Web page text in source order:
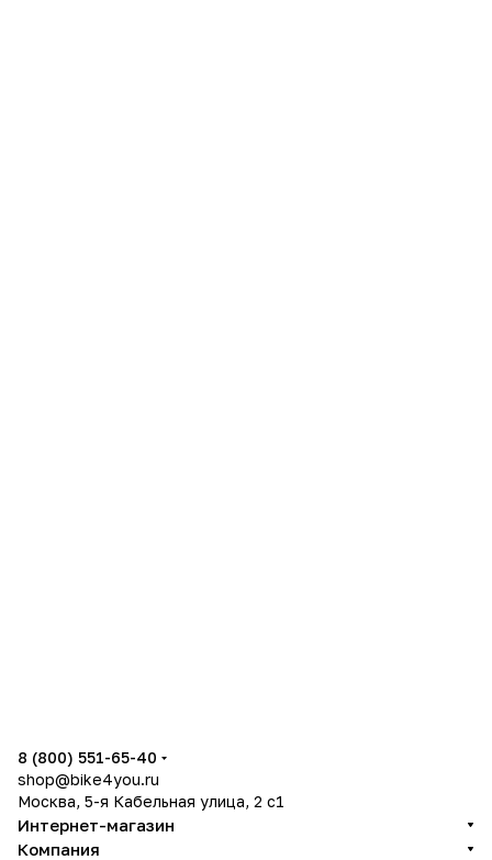
8 (800) 551-65-40
shop@bike4you.ru
Москва, 5-я Кабельная улица, 2 с1
Интернет-магазин
Компания